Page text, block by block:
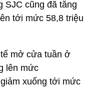
SJC cũng đã tăng
tới mức 58,8 triệu
mở cửa tuần ở
lên mức
xuống tới mức